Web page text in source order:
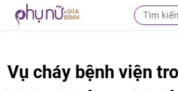
Vụ cháy bệnh viện